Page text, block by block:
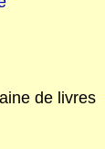
de livres